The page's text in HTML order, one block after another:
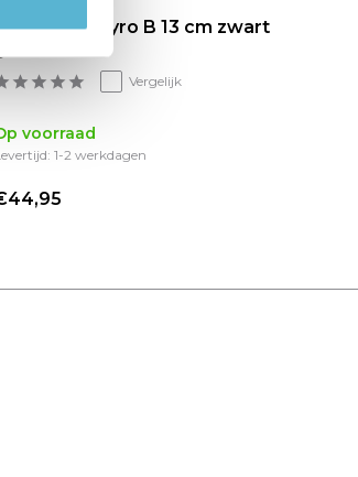
Gyro B 13 cm zwart
Vergelijk
voorraad
1-2 werkdagen